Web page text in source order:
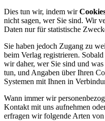
Dies tun wir, indem wir
nicht sagen, wer Sie sind. Wir
Daten nur für statistische
Sie haben jedoch Zugang zu
beim Verlag registrieren.
wir daher, wer Sie sind und
tun, und Angaben über Ihren
Systemen mit Ihnen in
Wann immer wir
Kontakt mit uns aufnehmen
erfragen wir folgende Arten